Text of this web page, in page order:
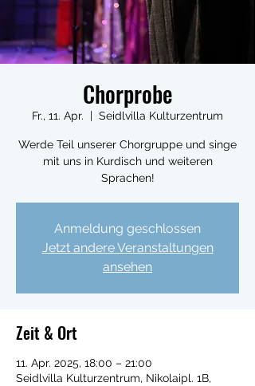
Chorprobe
Fr., 11. Apr.
  |
Seidlvilla Kulturzentrum
Werde Teil unserer Chorgruppe und singe
mit uns in Kurdisch und weiteren
Sprachen!
Anmeldung geschlossen
Jetzt andere Veranstaltungen
ansehen
Zeit & Ort
11. Apr. 2025, 18:00 – 21:00
Seidlvilla Kulturzentrum, Nikolaipl. 1B,